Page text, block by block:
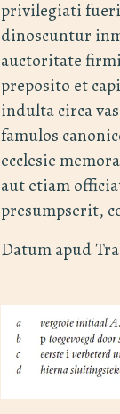
privilegiati
dinoscuntur
auctoritate
preposito et
indulta circa
famulos
ecclesie
aut etiam
presumpserit,
Datum apud